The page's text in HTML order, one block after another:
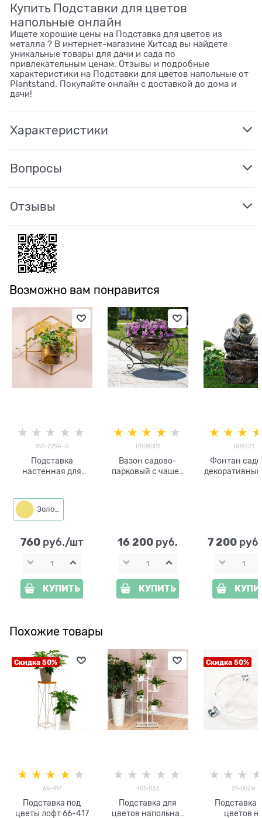
Купить Подставки для цветов
напольные онлайн
Ищете хорошие цены на Подставка для цветов из
металла ? В интернет-магазине Хитсад вы найдете
уникальные товары для дачи и сада по
привлекательным ценам. Отзывы и подробные
характеристики на Подставки для цветов напольные от
Plantstand. Покупайте онлайн с доставкой до дома и
дачи!
Характеристики
Вопросы
Отзывы
Возможно вам понравится
150-229R-G
Подставка
настенная для
съёмной корзиной
Золото
760 руб./шт
КУПИТЬ
US08001
Вазон садово-
парковый с чашей
16 200 руб.
КУПИТЬ
U09221
Фонтан
7 200
Похожие товары
Скидка 50%
66-417
Подставка под
цветы лофт 66-417
401-033
Подставка для
цветов напольная
Скидка 50%
21-002W
Подставка
цветов